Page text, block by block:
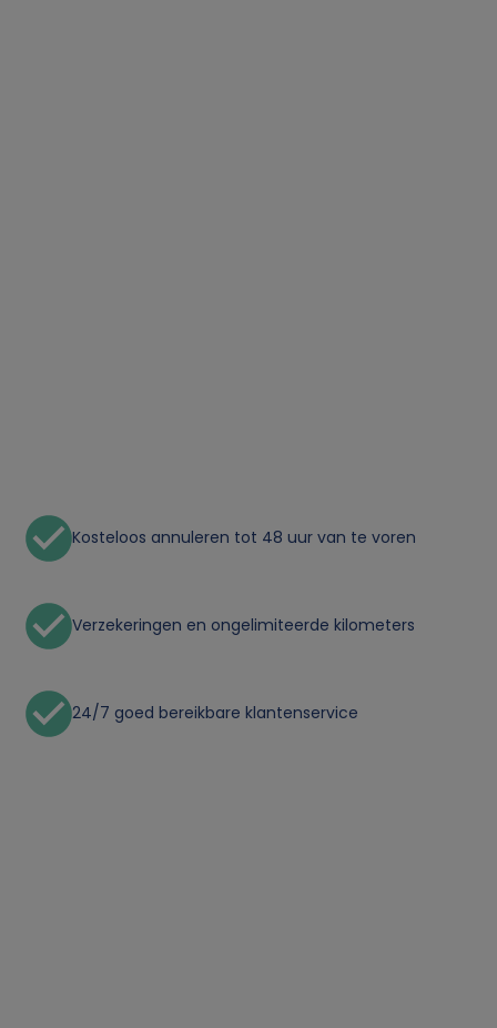
Kosteloos annuleren tot 48 uur van te voren
Verzekeringen en ongelimiteerde kilometers
24/7 goed bereikbare klantenservice